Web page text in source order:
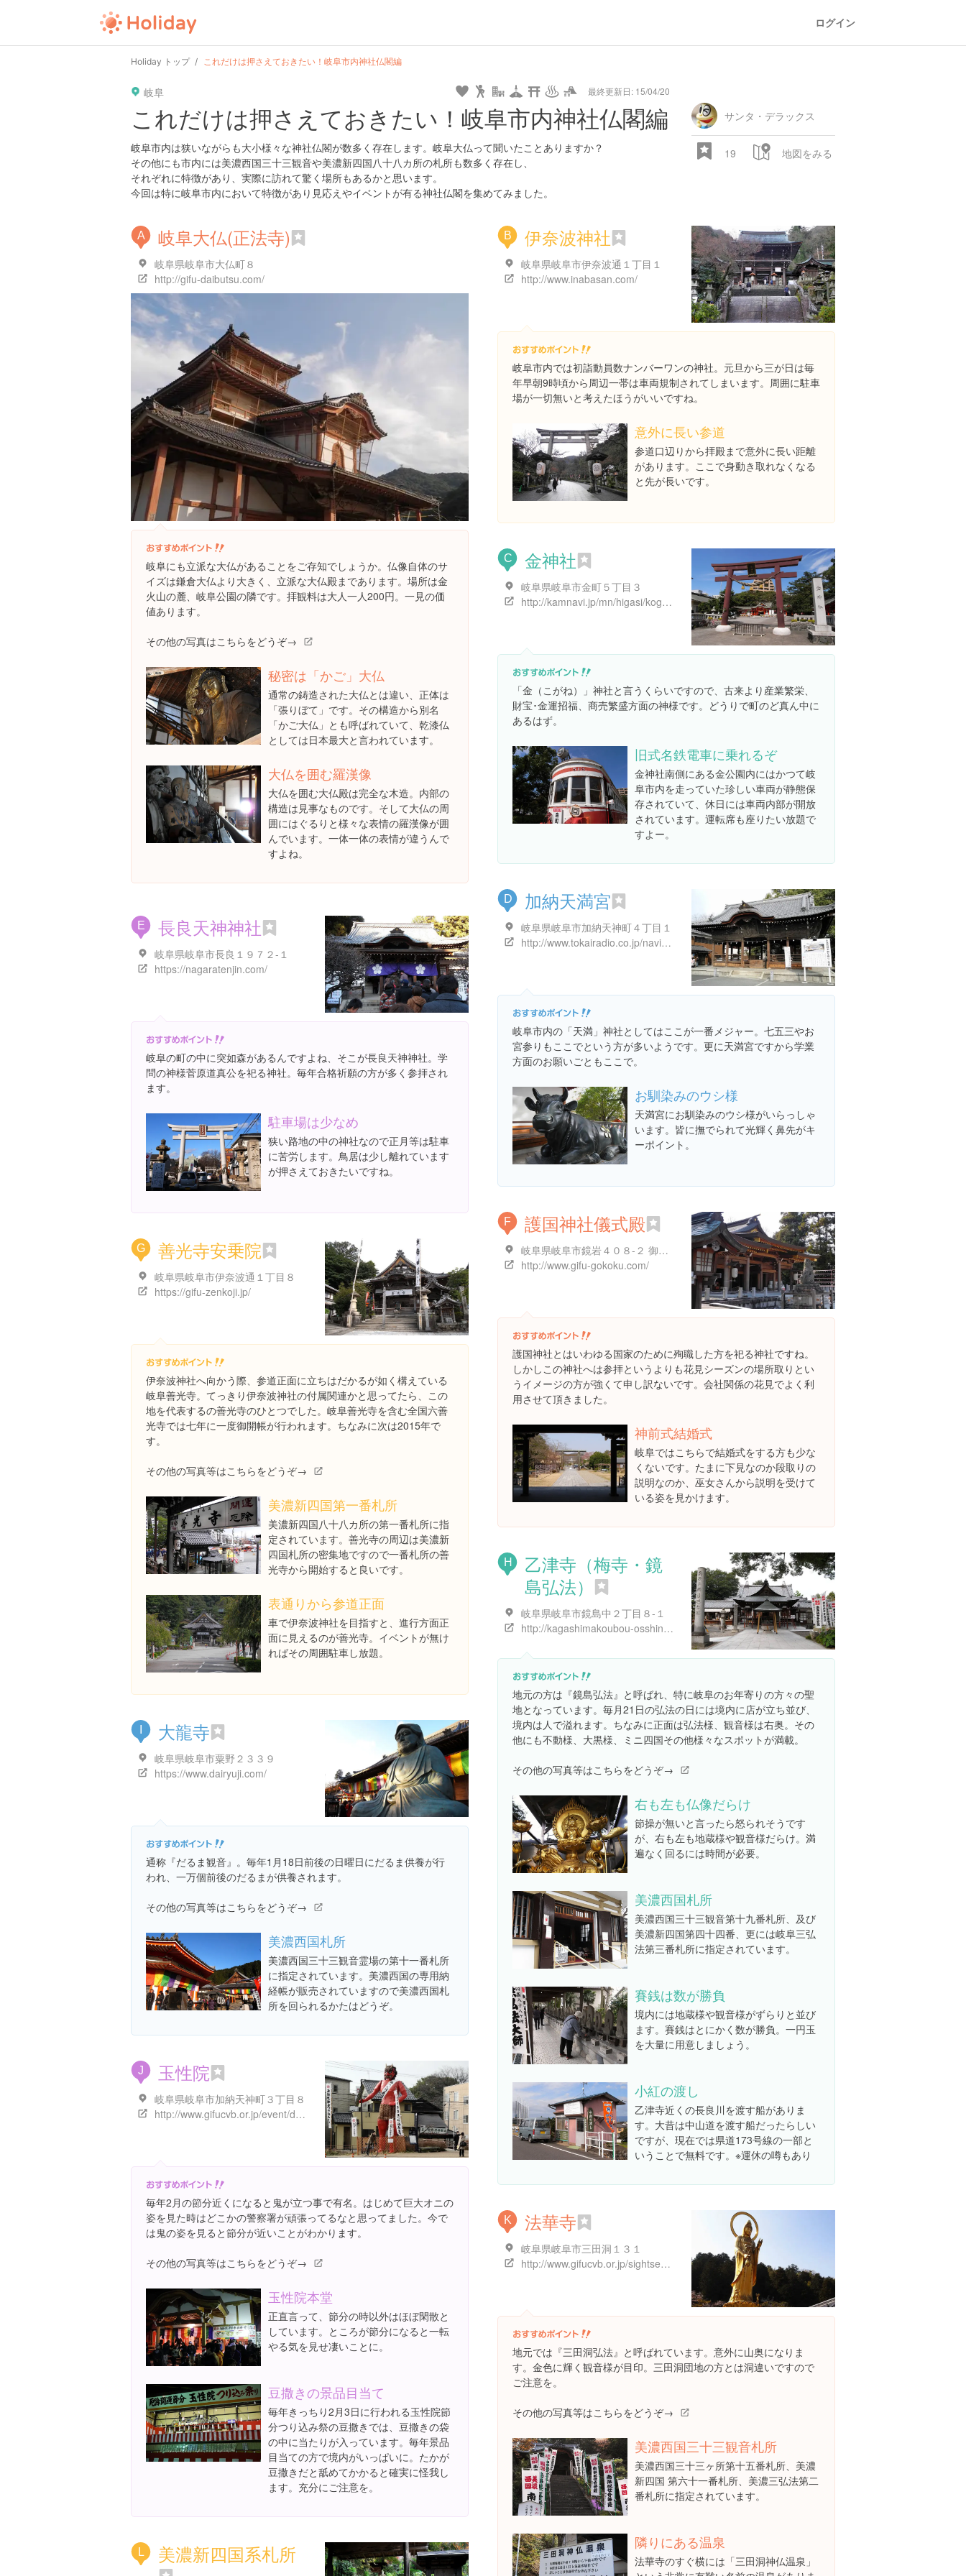
ログイン
Holiday トップ これだけは押さえておきたい！岐阜市内神社仏閣編
岐阜 最終更新日: 15/04/20
28.522 px
user
tokyo osaka hyogo
pin time url hot type star camera home settings
これだけは押さえておきたい！岐阜市内神社仏閣編
岐阜市内は狭いながらも大小様々な神社仏閣が数多く存在します。岐阜大仏って聞いたことありますか？
その他にも市内には美濃西国三十三観音や美濃新四国八十八カ所の札所も数多く存在し、
それぞれに特徴があり、実際に訪れて驚く場所もあるかと思います。
今回は特に岐阜市内において特徴があり見応えやイベントが有る神社仏閣を集めてみました。
サンタ・デラックス
19 地図をみる
A 岐阜大仏(正法寺)
岐阜県岐阜市大仏町８
http://gifu-daibutsu.com/
岐阜にも立派な大仏があることをご存知でしょうか。仏像自体のサ
イズは鎌倉大仏より大きく、立派な大仏殿まであります。場所は金
火山の麓、岐阜公園の隣です。拝観料は大人一人200円。一見の価
値あります。
その他の写真はこちらをどうぞ→
秘密は「かご」大仏
通常の鋳造された大仏とは違い、正体は
「張りぼて」です。その構造から別名
「かご大仏」とも呼ばれていて、乾漆仏
としては日本最大と言われています。
大仏を囲む羅漢像
大仏を囲む大仏殿は完全な木造。内部の
構造は見事なものです。そして大仏の周
囲にはぐるりと様々な表情の羅漢像が囲
んでいます。一体一体の表情が違うんで
すよね。
B 伊奈波神社
岐阜県岐阜市伊奈波通１丁目１
http://www.inabasan.com/
岐阜市内では初詣動員数ナンバーワンの神社。元旦から三が日は毎
年早朝9時頃から周辺一帯は車両規制されてしまいます。周囲に駐車
場が一切無いと考えたほうがいいですね。
意外に長い参道
参道口辺りから拝殿まで意外に長い距離
があります。ここで身動き取れなくなる
と先が長いです。
C 金神社
岐阜県岐阜市金町５丁目３
http://kamnavi.jp/mn/higasi/kogane.htm
「金（こがね）」神社と言うくらいですので、古来より産業繁栄、
財宝･金運招福、商売繁盛方面の神様です。どうりで町のど真ん中に
あるはず。
旧式名鉄電車に乗れるぞ
金神社南側にある金公園内にはかつて岐
阜市内を走っていた珍しい車両が静態保
存されていて、休日には車両内部が開放
されています。運転席も座りたい放題で
すよー。
D 加納天満宮
岐阜県岐阜市加納天神町４丁目１
http://www.tokairadio.co.jp/navi/gifu/entry-13219.html
岐阜市内の「天満」神社としてはここが一番メジャー。七五三やお
宮参りもここでという方が多いようです。更に天満宮ですから学業
方面のお願いごともここで。
お馴染みのウシ様
天満宮にお馴染みのウシ様がいらっしゃ
います。皆に撫でられて光輝く鼻先がキ
ーポイント。
E 長良天神神社
岐阜県岐阜市長良１９７２-１
https://nagaratenjin.com/
岐阜の町の中に突如森があるんですよね、そこが長良天神神社。学
問の神様菅原道真公を祀る神社。毎年合格祈願の方が多く参拝され
ます。
駐車場は少なめ
狭い路地の中の神社なので正月等は駐車
に苦労します。鳥居は少し離れています
が押さえておきたいですね。
F 護国神社儀式殿
岐阜県岐阜市鏡岩４０８-２ 御手洗393
http://www.gifu-gokoku.com/
護国神社とはいわゆる国家のために殉職した方を祀る神社ですね。
しかしこの神社へは参拝というよりも花見シーズンの場所取りとい
うイメージの方が強くて申し訳ないです。会社関係の花見でよく利
用させて頂きました。
神前式結婚式
岐阜ではこちらで結婚式をする方も少な
くないです。たまに下見なのか段取りの
説明なのか、巫女さんから説明を受けて
いる姿を見かけます。
G 善光寺安乗院
岐阜県岐阜市伊奈波通１丁目８
https://gifu-zenkoji.jp/
伊奈波神社へ向かう際、参道正面に立ちはだかるが如く構えている
岐阜善光寺。てっきり伊奈波神社の付属関連かと思ってたら、この
地を代表するの善光寺のひとつでした。岐阜善光寺を含む全国六善
光寺では七年に一度御開帳が行われます。ちなみに次は2015年で
す。
その他の写真等はこちらをどうぞ→
美濃新四国第一番札所
美濃新四国八十八カ所の第一番札所に指
定されています。善光寺の周辺は美濃新
四国札所の密集地ですので一番札所の善
光寺から開始すると良いです。
表通りから参道正面
車で伊奈波神社を目指すと、進行方面正
面に見えるのが善光寺。イベントが無け
ればその周囲駐車し放題。
H
乙津寺（梅寺・鏡
島弘法）
岐阜県岐阜市鏡島中２丁目８-１
http://kagashimakoubou-osshinnji.jimdo.com/
地元の方は『鏡島弘法』と呼ばれ、特に岐阜のお年寄りの方々の聖
地となっています。毎月21日の弘法の日には境内に店が立ち並び、
境内は人で溢れます。ちなみに正面は弘法様、観音様は右奥。その
他にも不動様、大黒様、ミニ四国その他様々なスポットが満載。
その他の写真等はこちらをどうぞ→
右も左も仏像だらけ
節操が無いと言ったら怒られそうです
が、右も左も地蔵様や観音様だらけ。満
遍なく回るには時間が必要。
美濃西国札所
美濃西国三十三観音第十九番札所、及び
美濃新四国第四十四番、更には岐阜三弘
法第三番札所に指定されています。
賽銭は数が勝負
境内には地蔵様や観音様がずらりと並び
ます。賽銭はとにかく数が勝負。一円玉
を大量に用意しましょう。
小紅の渡し
乙津寺近くの長良川を渡す船がありま
す。大昔は中山道を渡す船だったらしい
ですが、現在では県道173号線の一部と
いうことで無料です。※運休の噂もあり
大龍寺
岐阜県岐阜市粟野２３３９
https://www.dairyuji.com/
通称『だるま観音』。毎年1月18日前後の日曜日にだるま供養が行
われ、一万個前後のだるまが供養されます。
その他の写真等はこちらをどうぞ→
美濃西国札所
美濃西国三十三観音霊場の第十一番札所
に指定されています。美濃西国の専用納
経帳が販売されていますので美濃西国札
所を回られるかたはどうぞ。
J 玉性院
岐阜県岐阜市加納天神町３丁目８
http://www.gifucvb.or.jp/event/detail_winter.php?eid=00051&syu=1&season=winter&shiki_keisai=1
毎年2月の節分近くになると鬼が立つ事で有名。はじめて巨大オニの
姿を見た時はどこかの警察署が頑張ってるなと思ってました。今で
は鬼の姿を見ると節分が近いことがわかります。
その他の写真等はこちらをどうぞ→
玉性院本堂
正直言って、節分の時以外はほぼ閑散と
しています。ところが節分になると一転
やる気を見せ凄いことに。
豆撒きの景品目当て
毎年きっちり2月3日に行われる玉性院節
分つり込み祭の豆撒きでは、豆撒きの袋
の中に当たりが入っています。毎年景品
目当ての方で境内がいっぱいに。たかが
豆撒きだと舐めてかかると確実に怪我し
ます。充分にご注意を。
K 法華寺
岐阜県岐阜市三田洞１３１
http://www.gifucvb.or.jp/sightseeing/detail_kankou.php?eid=00031&cmsdsessionid=
地元では『三田洞弘法』と呼ばれています。意外に山奥になりま
す。金色に輝く観音様が目印。三田洞団地の方とは洞違いですので
ご注意を。
その他の写真等はこちらをどうぞ→
美濃西国三十三観音札所
美濃西国三十三ヶ所第十五番札所、美濃
新四国 第六十一番札所、美濃三弘法第二
番札所に指定されています。
隣りにある温泉
法華寺のすぐ横には「三田洞神仏温泉」
L 美濃新四国系札所